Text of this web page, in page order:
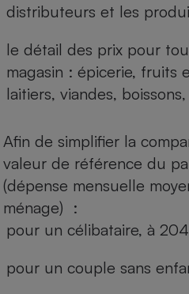
distributeurs et les
le détail des prix pour
magasin : épicerie, fruits
laitiers, viandes,
Afin de simplifier la
valeur de référence du
(dépense mensuelle
ménage) :
pour un célibataire, à
pour un couple sans